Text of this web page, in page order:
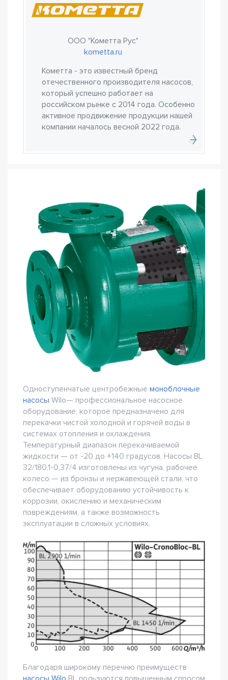
ООО "Кометта Рус"
kometta.ru
Кометта - это известный бренд
отечественного производителя насосов,
который успешно работает на
российском рынке с 2014 года. Особенно
активное продвижение продукции нашей
компании началось весной 2022 года.
Одноступенчатые центробежные моноблочные
насосы Wilo— профессиональное насосное
оборудование, которое предназначено для
перекачки чистой холодной и горячей воды в
системах отопления и охлаждения.
Температурный диапазон перекачиваемой
жидкости — от -20 до +140 градусов. Насосы BL
32/180,1-0,37/4 изготовлены из чугуна, рабочее
колесо — из бронзы и нержавеющей стали, что
обеспечивает оборудованию устойчивость к
коррозии, окислению и механическим
повреждениям, а также возможность
эксплуатации в сложных условиях.
Благодаря широкому перечню преимуществ